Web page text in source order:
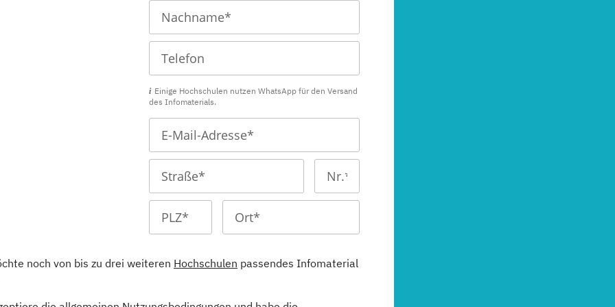
Einige Hochschulen nutzen WhatsApp für den Versand
des Infomaterials.
noch von bis zu drei weiteren Hochschulen passendes Infomaterial